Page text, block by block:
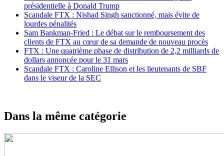
présidentielle à Donald Trump
Scandale FTX : Nishad Singh sanctionné, mais évite de
lourdes pénalités
Sam Bankman-Fried : Le débat sur le remboursement des
clients de FTX au cœur de sa demande de nouveau procès
FTX : Une quatrième phase de distribution de 2,2 milliards de
dollars annoncée pour le 31 mars
Scandale FTX : Caroline Ellison et les lieutenants de SBF
dans le viseur de la SEC
Dans la même catégorie